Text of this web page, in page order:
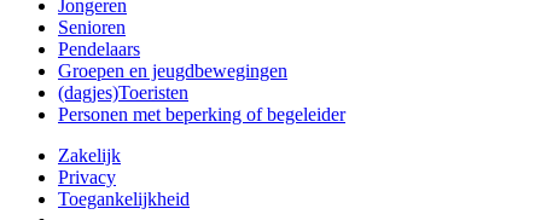
Jongeren
Senioren
Pendelaars
Groepen en jeugdbewegingen
(dagjes)Toeristen
Personen met beperking of begeleider
Zakelijk
Privacy
Toegankelijkheid